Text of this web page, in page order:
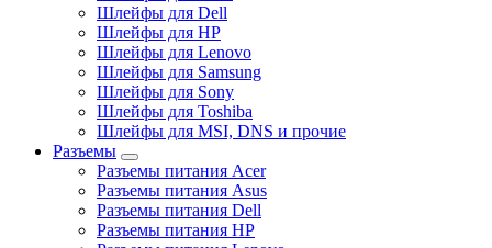
Шлейфы для Dell
Шлейфы для HP
Шлейфы для Lenovo
Шлейфы для Samsung
Шлейфы для Sony
Шлейфы для Toshiba
Шлейфы для MSI, DNS и прочие
Разъемы
Разъемы питания Acer
Разъемы питания Asus
Разъемы питания Dell
Разъемы питания HP